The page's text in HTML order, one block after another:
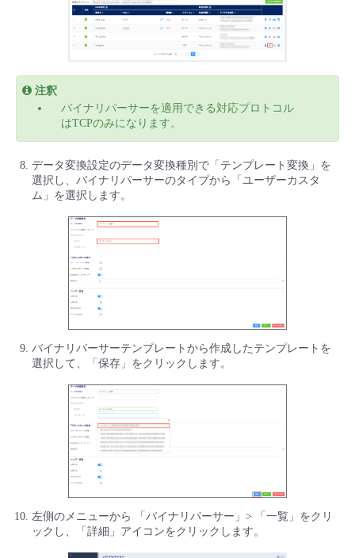
注釈
バイナリパーサーを適用できる対応プロトコル
はTCPのみになります。
データ変換設定のデータ変換種別で「テンプレート変換」を
選択し、バイナリパーサーのタイプから「ユーザーカスタ
ム」を選択します。
バイナリパーサーテンプレートから作成したテンプレートを
選択して、「保存」をクリックします。
左側のメニューから 「バイナリパーサー」> 「一覧」をクリ
ックし、「詳細」アイコンをクリックします。